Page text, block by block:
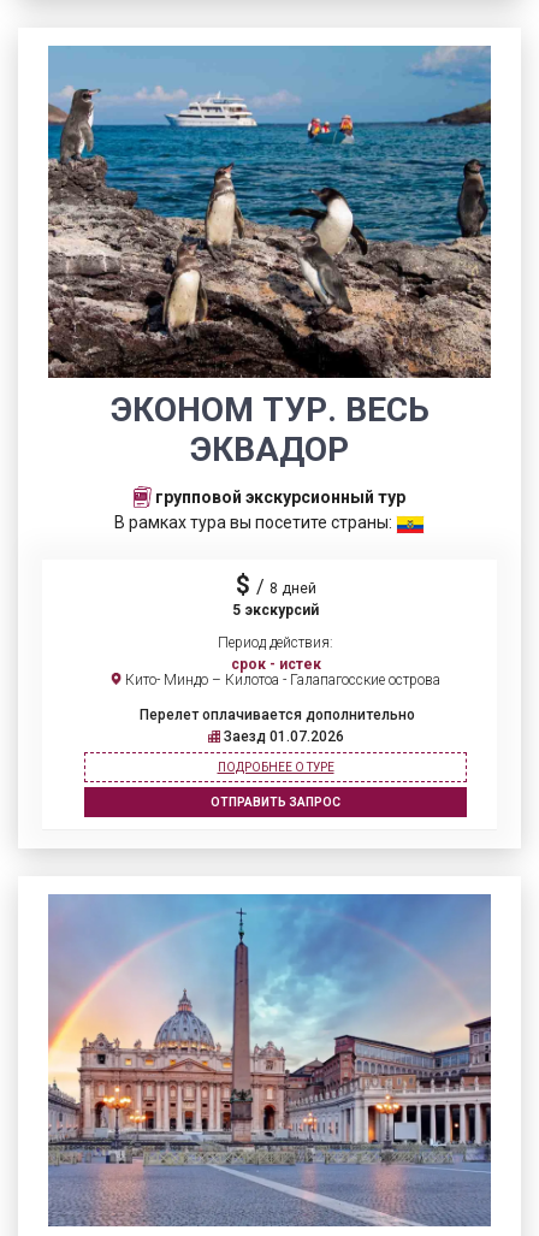
ЭКОНОМ ТУР. ВЕСЬ
ЭКВАДОР
групповой экскурсионный тур
В рамках тура вы посетите страны:
$ / 8 дней
5 экскурсий
Период действия:
срок - истек
Кито- Миндо – Килотоа - Галапагосские острова
Перелет оплачивается дополнительно
Заезд 01.07.2026
ПОДРОБНЕЕ О ТУРЕ
ОТПРАВИТЬ ЗАПРОС